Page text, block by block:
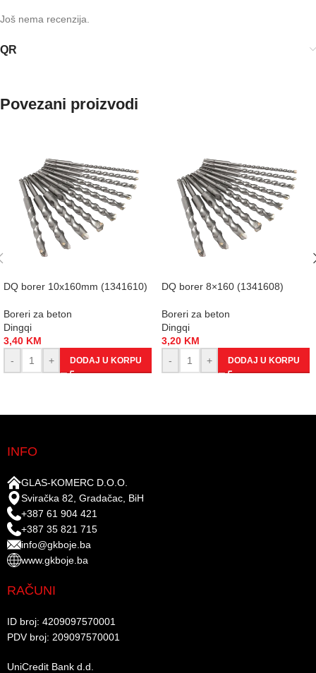
Još nema recenzija.
QR
Povezani proizvodi
DQ borer 10x160mm (1341610)
Boreri za beton
Dingqi
3,40 KM
-
+ DODAJ U KORPU
DQ borer 8×160 (1341608)
Boreri za beton
Dingqi
3,20 KM
-
+ DODAJ U KORPU
INFO
GLAS-KOMERC D.O.O.
Sviračka 82, Gradačac, BiH
+387 61 904 421
+387 35 821 715
info@gkboje.ba
www.gkboje.ba
RAČUNI
ID broj: 4209097570001​
PDV broj: 209097570001 ​
UniCredit Bank d.d.​